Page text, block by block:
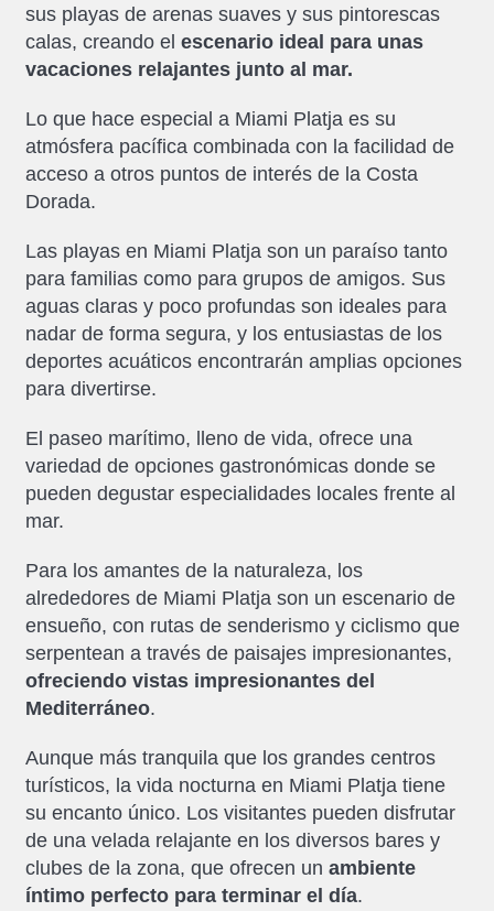
sus playas de arenas suaves y sus pintorescas
calas, creando el escenario ideal para unas
vacaciones relajantes junto al mar.
Lo que hace especial a Miami Platja es su
atmósfera pacífica combinada con la facilidad de
acceso a otros puntos de interés de la Costa
Dorada.
Las playas en Miami Platja son un paraíso tanto
para familias como para grupos de amigos. Sus
aguas claras y poco profundas son ideales para
nadar de forma segura, y los entusiastas de los
deportes acuáticos encontrarán amplias opciones
para divertirse.
El paseo marítimo, lleno de vida, ofrece una
variedad de opciones gastronómicas donde se
pueden degustar especialidades locales frente al
mar.
Para los amantes de la naturaleza, los
alrededores de Miami Platja son un escenario de
ensueño, con rutas de senderismo y ciclismo que
serpentean a través de paisajes impresionantes,
ofreciendo vistas impresionantes del
Mediterráneo.
Aunque más tranquila que los grandes centros
turísticos, la vida nocturna en Miami Platja tiene
su encanto único. Los visitantes pueden disfrutar
de una velada relajante en los diversos bares y
clubes de la zona, que ofrecen un ambiente
íntimo perfecto para terminar el día.